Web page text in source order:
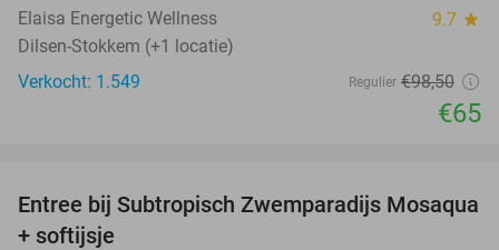
Elaisa Energetic Wellness 9.7 star
Dilsen-Stokkem (+1 locatie)
Verkocht: 1.549
Regulier €98,50
€65
25%
Entree bij Subtropisch Zwemparadijs Mosaqua
+ softijsje